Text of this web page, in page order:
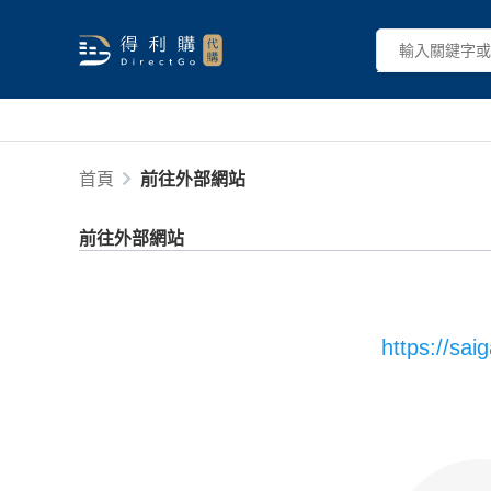
首頁 前往外部網站
前往外部網站
https://